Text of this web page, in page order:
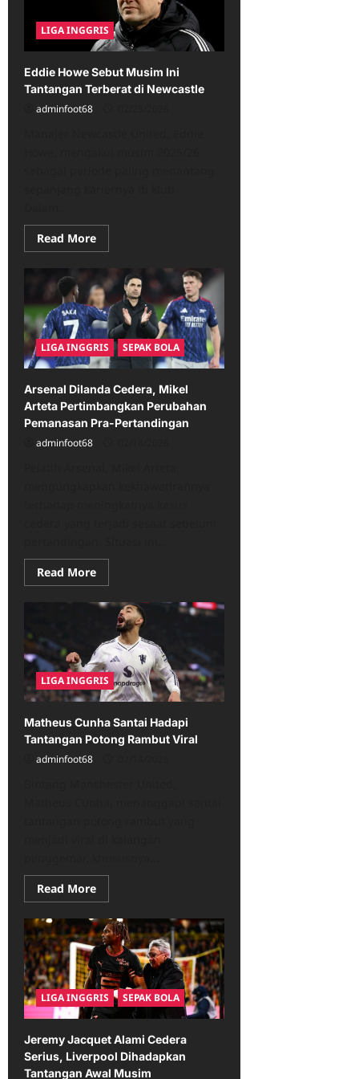
Raja
Assist
dengan
Gaji
Fantastis
LIGA INGGRIS
Eddie Howe Sebut Musim Ini
Tantangan Terberat di Newcastle
adminfoot68
Read MoreRead
more
Howe
Sebut
Musim
Ini
Tantangan
Terberat
di
Newcastle
LIGA INGGRIS SEPAK BOLA
Arsenal Dilanda Cedera, Mikel
Arteta Pertimbangkan Perubahan
Pemanasan Pra-Pertandingan
adminfoot68
Read MoreRead
more
Arsenal
Dilanda
Cedera,
Mikel
Arteta
Pertimbangkan
Perubahan
Pemanasan
Pra-
Pertandingan
LIGA INGGRIS
Matheus Cunha Santai Hadapi
Tantangan Potong Rambut Viral
adminfoot68
Read MoreRead
more
Matheus
Cunha
Santai
Hadapi
Tantangan
Potong
Rambut
Viral
LIGA INGGRIS SEPAK BOLA
Jeremy Jacquet Alami Cedera
Serius, Liverpool Dihadapkan
Tantangan Awal Musim